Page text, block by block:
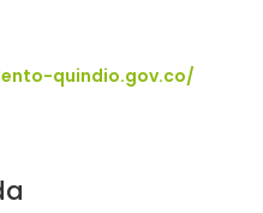
quindio.gov.co/